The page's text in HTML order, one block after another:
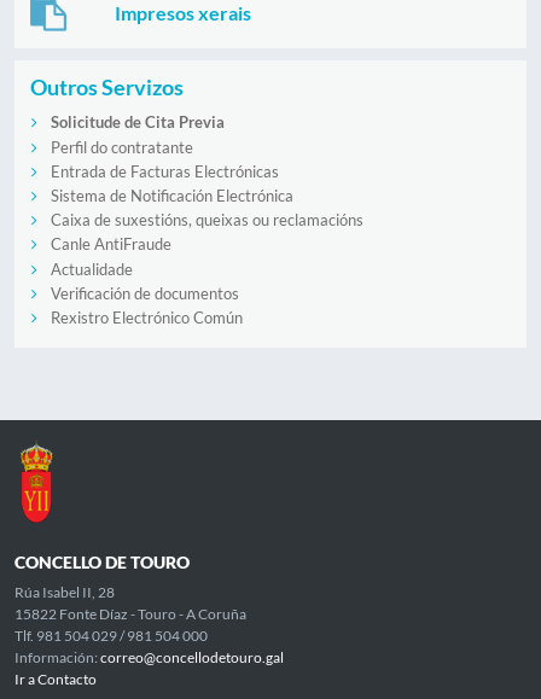
Impresos xerais
Outros Servizos
Solicitude de Cita Previa
Perfil do contratante
Entrada de Facturas Electrónicas
Sistema de Notificación Electrónica
Caixa de suxestións, queixas ou reclamacións
Canle AntiFraude
Actualidade
Verificación de documentos
Rexistro Electrónico Común
CONCELLO DE TOURO
Rúa Isabel II, 28
15822 Fonte Díaz - Touro - A Coruña
Tlf. 981 504 029 / 981 504 000
Información: correo@concellodetouro.gal
Ir a Contacto